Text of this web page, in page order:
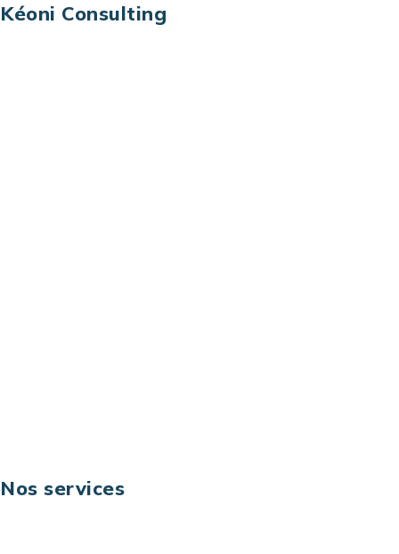
Kéoni Consulting
Nos services